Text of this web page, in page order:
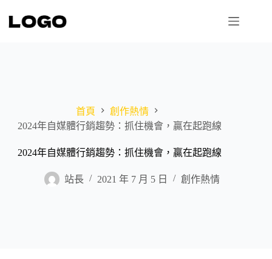
首頁
創作熱情
2024年自媒體行銷趨勢：抓住機會，贏在起跑線
2024年自媒體行銷趨勢：抓住機會，贏在起跑線
站長 2021 年 7 月 5 日 創作熱情